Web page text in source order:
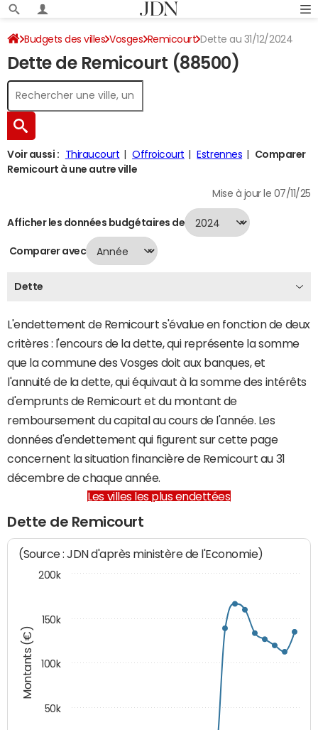
Budgets des villes Vosges Remicourt Dette au 31/12/2024
Dette de Remicourt (88500)
Voir aussi : Thiraucourt Offroicourt Estrennes
Comparer
Remicourt à une autre ville
Mise à jour le 07/11/25
Afficher les données budgétaires de
Comparer avec
Dette
L'endettement de Remicourt s'évalue en fonction de deux
critères : l'encours de la dette, qui représente la somme
que la commune des Vosges doit aux banques, et
l'annuité de la dette, qui équivaut à la somme des intérêts
d'emprunts de Remicourt et du montant de
remboursement du capital au cours de l'année. Les
données d'endettement qui figurent sur cette page
concernent la situation financière de Remicourt au 31
décembre de chaque année.
Les villes les plus endettées
Dette de Remicourt
Montants (€)
(Source : JDN d'après ministère de l'Economie)
50k
100k
150k
200k